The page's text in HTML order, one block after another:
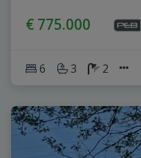
€ 775.000
6 3 2